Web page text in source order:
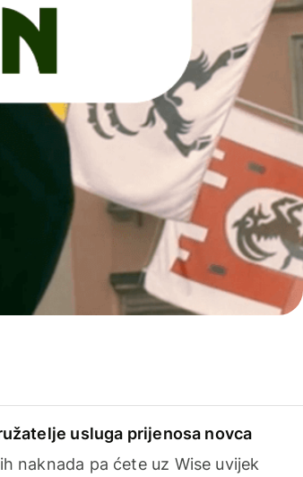
usluga prijenosa novca
naknada pa ćete uz Wise uvijek